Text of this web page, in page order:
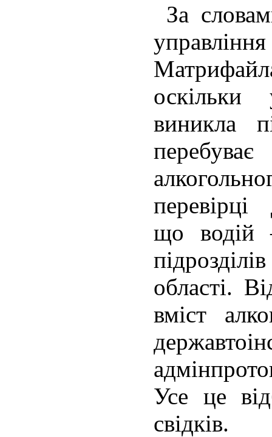
За
оскільки
виникла
перевірці
що водій
області.
вміст
Усе це
свідків.